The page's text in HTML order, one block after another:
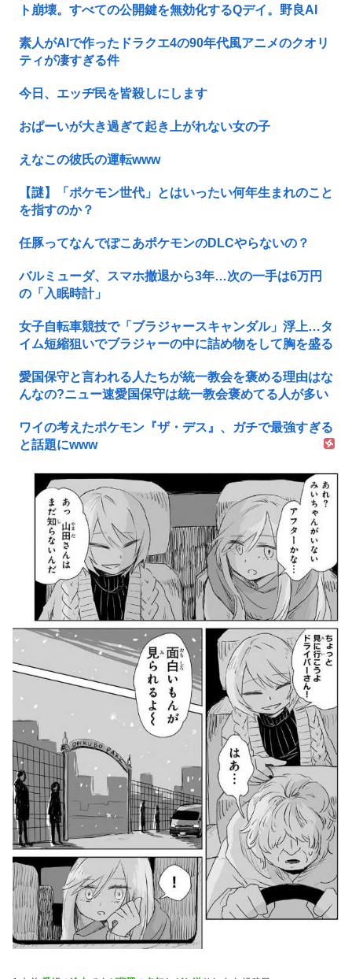
ト崩壊。すべての公開鍵を無効化するQデイ。野良AI
素人がAIで作ったドラクエ4の90年代風アニメのクオリ
ティが凄すぎる件
今日、エッヂ民を皆殺しにします
おぱーいが大き過ぎて起き上がれない女の子
えなこの彼氏の運転www
【謎】「ポケモン世代」とはいったい何年生まれのこと
を指すのか？
任豚ってなんでぽこあポケモンのDLCやらないの？
バルミューダ、スマホ撤退から3年…次の一手は6万円
の「入眠時計」
女子自転車競技で「ブラジャースキャンダル」浮上…タ
イム短縮狙いでブラジャーの中に詰め物をして胸を盛る
愛国保守と言われる人たちが統一教会を褒める理由はな
んなの?ニュー速愛国保守は統一教会褒めてる人が多い
ワイの考えたポケモン『ザ・デス』、ガチで最強すぎる
と話題にwww